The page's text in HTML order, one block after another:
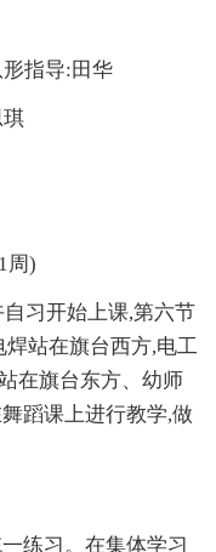
指导:田华
周)
习开始上课,第六节
站在旗台西方,电工
在旗台东方、幼师
蹈课上进行教学,做
练习。在集体学习